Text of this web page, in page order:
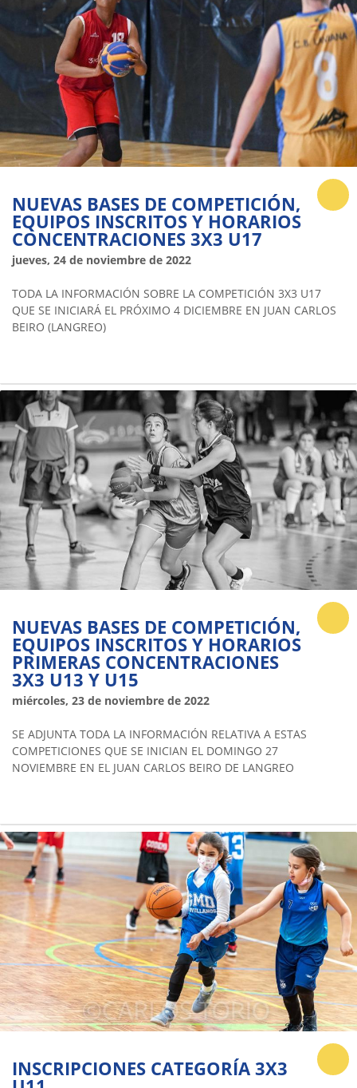
NUEVAS BASES DE COMPETICIÓN,
EQUIPOS INSCRITOS Y HORARIOS
CONCENTRACIONES 3X3 U17
jueves, 24 de noviembre de 2022
TODA LA INFORMACIÓN SOBRE LA COMPETICIÓN 3X3 U17
QUE SE INICIARÁ EL PRÓXIMO 4 DICIEMBRE EN JUAN CARLOS
BEIRO (LANGREO)
NUEVAS BASES DE COMPETICIÓN,
EQUIPOS INSCRITOS Y HORARIOS
PRIMERAS CONCENTRACIONES
3X3 U13 Y U15
miércoles, 23 de noviembre de 2022
SE ADJUNTA TODA LA INFORMACIÓN RELATIVA A ESTAS
COMPETICIONES QUE SE INICIAN EL DOMINGO 27
NOVIEMBRE EN EL JUAN CARLOS BEIRO DE LANGREO
INSCRIPCIONES CATEGORÍA 3X3